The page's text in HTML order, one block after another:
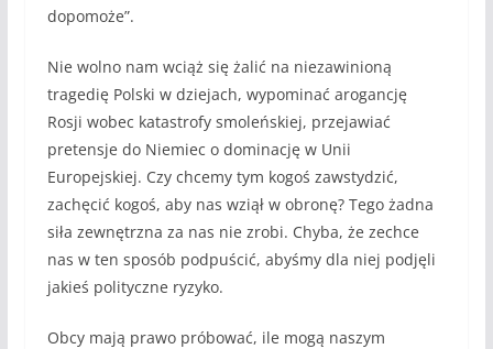
dopomoże”.
Nie wolno nam wciąż się żalić na niezawinioną
tragedię Polski w dziejach, wypominać arogancję
Rosji wobec katastrofy smoleńskiej, przejawiać
pretensje do Niemiec o dominację w Unii
Europejskiej. Czy chcemy tym kogoś zawstydzić,
zachęcić kogoś, aby nas wziął w obronę? Tego żadna
siła zewnętrzna za nas nie zrobi. Chyba, że zechce
nas w ten sposób podpuścić, abyśmy dla niej podjęli
jakieś polityczne ryzyko.
Obcy mają prawo próbować, ile mogą naszym